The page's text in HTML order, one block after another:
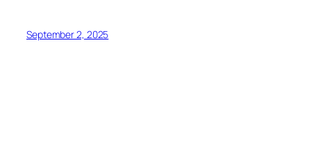
September 2, 2025